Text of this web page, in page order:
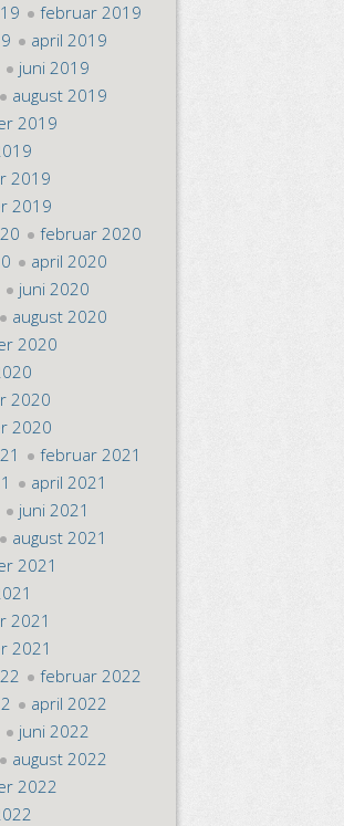
februar 2019
april 2019
juni 2019
august 2019
2019
2019
2019
februar 2020
april 2020
juni 2020
august 2020
2020
2020
2020
februar 2021
april 2021
juni 2021
august 2021
2021
2021
2021
februar 2022
april 2022
juni 2022
august 2022
2022